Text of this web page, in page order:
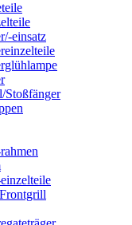
einsatz
Stoßfänger